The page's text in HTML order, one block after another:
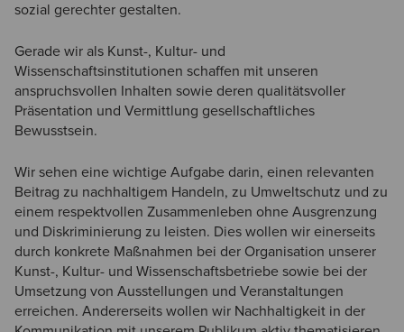
sozial gerechter gestalten.
Gerade wir als Kunst-, Kultur- und
Wissenschaftsinstitutionen schaffen mit unseren
anspruchsvollen Inhalten sowie deren qualitätsvoller
Präsentation und Vermittlung gesellschaftliches
Bewusstsein.
Wir sehen eine wichtige Aufgabe darin, einen relevanten
Beitrag zu nachhaltigem Handeln, zu Umweltschutz und zu
einem respektvollen Zusammenleben ohne Ausgrenzung
und Diskriminierung zu leisten. Dies wollen wir einerseits
durch konkrete Maßnahmen bei der Organisation unserer
Kunst-, Kultur- und Wissenschaftsbetriebe sowie bei der
Umsetzung von Ausstellungen und Veranstaltungen
erreichen. Andererseits wollen wir Nachhaltigkeit in der